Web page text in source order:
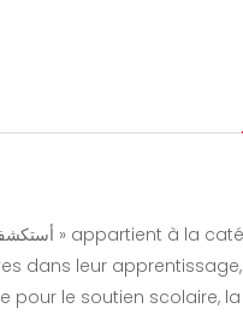
dans leur
pour le soutien scolaire,